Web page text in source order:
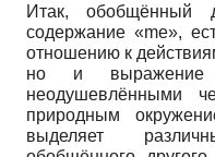
Итак, обобщённый
содержание «me»,
отношению к
но и выражение
неодушевлёнными
природным
выделяет